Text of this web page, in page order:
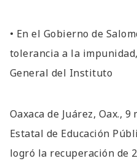
• En el Gobierno de
tolerancia a la
General del Instituto
Oaxaca de Juárez, Oax.,
Estatal de Educación
logró la recuperación de